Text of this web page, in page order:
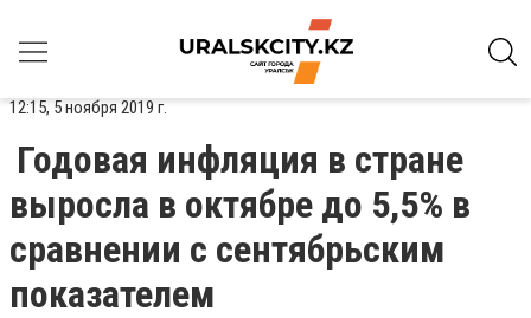
12:15, 5 ноября 2019 г.
Годовая инфляция в стране
выросла в октябре до 5,5% в
сравнении с сентябрьским
показателем